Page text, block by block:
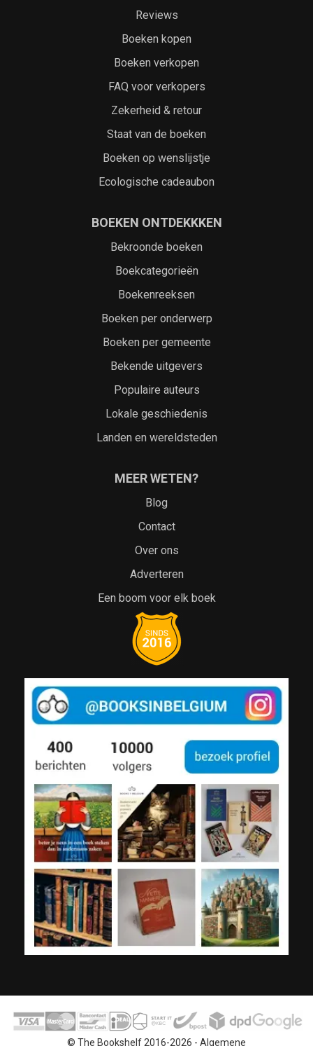
Reviews
Boeken kopen
Boeken verkopen
FAQ voor verkopers
Zekerheid & retour
Staat van de boeken
Boeken op wenslijstje
Ecologische cadeaubon
BOEKEN ONTDEKKKEN
Bekroonde boeken
Boekcategorieën
Boekenreeksen
Boeken per onderwerp
Boeken per gemeente
Bekende uitgevers
Populaire auteurs
Lokale geschiedenis
Landen en wereldsteden
MEER WETEN?
Blog
Contact
Over ons
Adverteren
Een boom voor elk boek
© The Bookshelf 2016-2026 - Algemene